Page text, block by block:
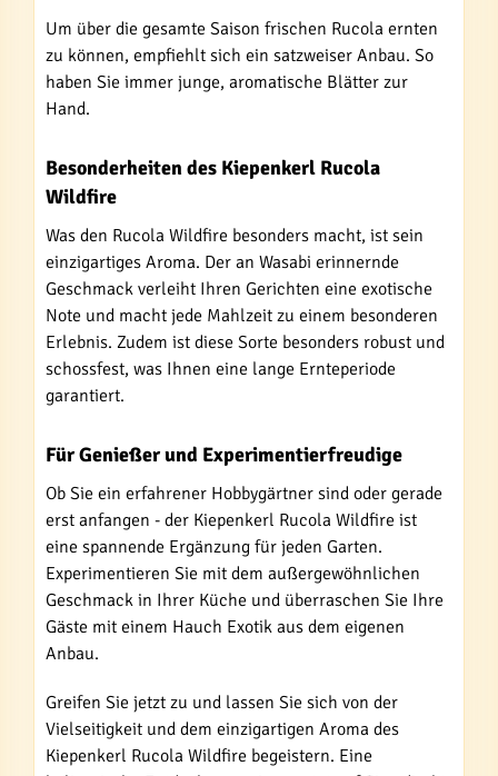
Um über die gesamte Saison frischen Rucola ernten
zu können, empfiehlt sich ein satzweiser Anbau. So
haben Sie immer junge, aromatische Blätter zur
Hand.
Besonderheiten des Kiepenkerl Rucola
Wildfire
Was den Rucola Wildfire besonders macht, ist sein
einzigartiges Aroma. Der an Wasabi erinnernde
Geschmack verleiht Ihren Gerichten eine exotische
Note und macht jede Mahlzeit zu einem besonderen
Erlebnis. Zudem ist diese Sorte besonders robust und
schossfest, was Ihnen eine lange Ernteperiode
garantiert.
Für Genießer und Experimentierfreudige
Ob Sie ein erfahrener Hobbygärtner sind oder gerade
erst anfangen - der Kiepenkerl Rucola Wildfire ist
eine spannende Ergänzung für jeden Garten.
Experimentieren Sie mit dem außergewöhnlichen
Geschmack in Ihrer Küche und überraschen Sie Ihre
Gäste mit einem Hauch Exotik aus dem eigenen
Anbau.
Greifen Sie jetzt zu und lassen Sie sich von der
Vielseitigkeit und dem einzigartigen Aroma des
Kiepenkerl Rucola Wildfire begeistern. Eine